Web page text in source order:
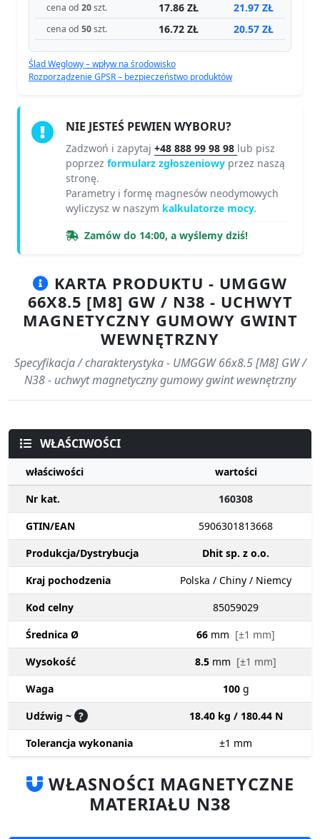
cena od 20szt. 17.86 ZŁ 21.97 ZŁ
cena od 50szt. 16.72 ZŁ 20.57 ZŁ
Ślad Węglowy – wpływ na środowisko
Rozporządzenie GPSR – bezpieczeństwo produktów
NIE JESTEŚ PEWIEN WYBORU?
Zadzwoń i zapytaj +48 888 99 98 98 lub pisz
poprzez formularz zgłoszeniowy przez naszą
stronę.
Parametry i formę magnesów neodymowych
wyliczysz w naszym kalkulatorze mocy.
Zamów do 14:00, a wyślemy dziś!
KARTA PRODUKTU - UMGGW
66X8.5 [M8] GW / N38 - UCHWYT
MAGNETYCZNY GUMOWY GWINT
WEWNĘTRZNY
Specyfikacja / charakterystyka - UMGGW 66x8.5 [M8] GW /
N38 - uchwyt magnetyczny gumowy gwint wewnętrzny
WŁAŚCIWOŚCI
właściwości
wartości
Nr kat.
160308
GTIN/EAN
5906301813668
Produkcja/Dystrybucja
Dhit sp. z o.o.
Kraj pochodzenia
Polska / Chiny / Niemcy
Kod celny
85059029
Średnica Ø
66 mm [±1 mm]
Wysokość
8.5 mm [±1 mm]
Waga
100 g
Udźwig ~ ?
18.40 kg / 180.44 N
Tolerancja wykonania
±1 mm
WŁASNOŚCI MAGNETYCZNE
MATERIAŁU N38